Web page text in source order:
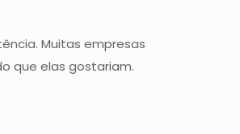
Muitas empresas
que elas gostariam.